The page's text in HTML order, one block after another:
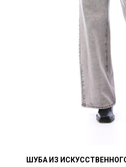
ШУБА ИЗ